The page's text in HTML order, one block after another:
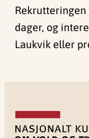
Rekrutteringen
dager, og
Laukvik eller